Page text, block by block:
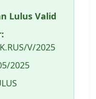
Lulus Valid
V/2025
2025